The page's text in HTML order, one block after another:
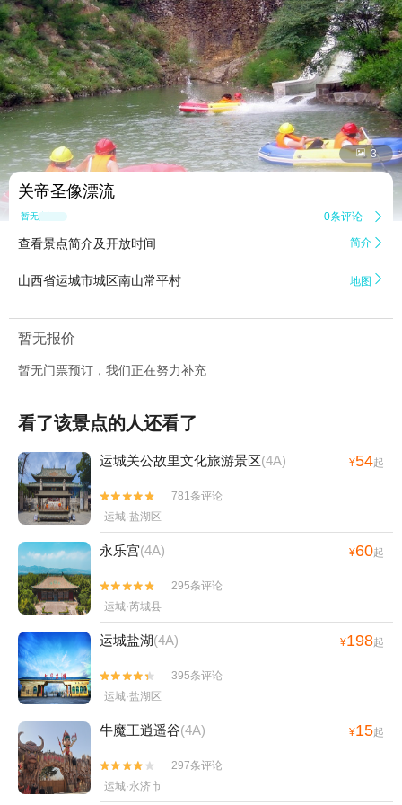
 3
关帝圣像漂流
暂无点评 0条评论 
查看景点简介及开放时间 简介 
山西省运城市城区南山常平村 地图 
暂无报价
暂无门票预订，我们正在努力补充
看了该景点的人还看了
运城关公故里文化旅游景区(4A) ¥54起


781条评论
运城·盐湖区
永乐宫(4A) ¥60起


295条评论
运城·芮城县
运城盐湖(4A) ¥198起


395条评论
运城·盐湖区
牛魔王逍遥谷(4A) ¥15起


297条评论
运城·永济市
